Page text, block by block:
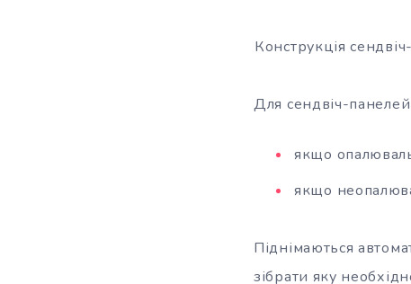
Конструкція
Для сендвіч-
якщо
якщо
Піднімаються
зібрати яку